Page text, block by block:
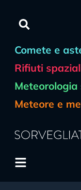
Comete e
Rifiuti
Meteorologia
Meteore e